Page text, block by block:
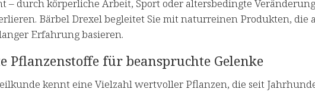
– durch körperliche Arbeit, Sport oder altersbedingte
Bärbel Drexel begleitet Sie mit naturreinen Produkten,
Erfahrung basieren.
Pflanzenstoffe für beanspruchte Gelenke
kennt eine Vielzahl wertvoller Pflanzen, die seit